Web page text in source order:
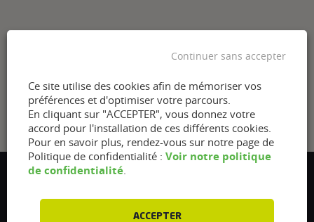
5 avenue des Renardières
Ce site utilise des cookies afin de mémoriser vos
préférences et d'optimiser votre parcours.
En cliquant sur "ACCEPTER", vous donnez votre
accord pour l'installation de ces différents cookies.
Pour en savoir plus, rendez-vous sur notre page de
Politique de confidentialité : Voir notre politique
de confidentialité.
ACCEPTER
Continuer sans accepter